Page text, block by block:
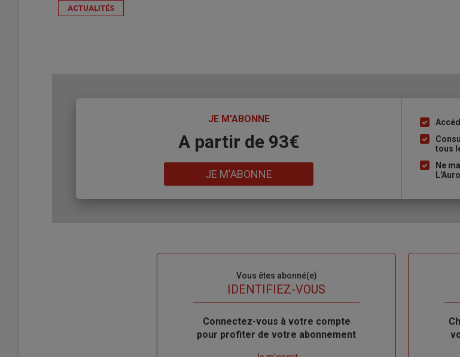
ACTUALITÉS
JE M'ABONNE
A partir de 93€
JE M'ABONNE
Liste
à
pucetous
Ne
Vous êtes abonné(e)
IDENTIFIEZ-VOUS
Body
Connectez-vous à votre compte
pour profiter de votre abonnement